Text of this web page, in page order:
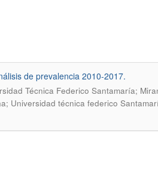
de prevalencia 2010-2017.
Técnica Federico Santamaría;
Universidad técnica federico